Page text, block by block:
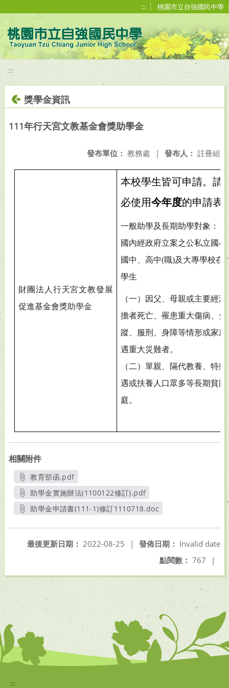
::: 桃園市立自強國民中學
:::
獎學金資訊
111年行天宮文教基金會獎助學金
發布人： 註冊組
發布單位： 教務處 |
財團法人行天宮文教發展
促進基金會獎助學金
本校學生皆可申請。請
必使用今年度的申請表
一般助學及長期助學對象：
國內經政府立案之公私立國小
國中、高中(職)及大專學校在
學生
（一）因父、母親或主要經濟
擔者死亡、罹患重大傷病、失
蹤、服刑、身障等情形或家庭
遇重大災難者。
（二）單親、隔代教養、特殊
遇或扶養人口眾多等長期貧困
庭。
相關附件
教育部函.pdf
另開新視窗
助學金實施辦法(1100122修訂).pdf
另開新視窗
助學金申請書(111-1)修訂1110718.doc
發佈日期： Invalid date
最後更新日期： 2022-08-25
|
點閱數： 767 |
:::